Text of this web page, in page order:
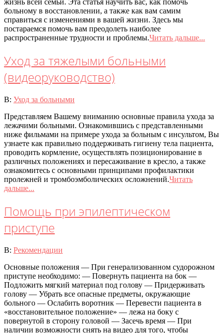
жизнь всей семьи. Эта статья научить вас, как помочь
больному в восстановлении, а также как вам самим
справиться с изменениями в вашей жизни. Здесь мы
постараемся помочь вам преодолеть наиболее
распространенные трудности и проблемы.Читать дальше...
Уход за тяжелыми больными
(видеоруководство)
2020-
08
В: Уход за больными
Представляем Вашему вниманию основные правила ухода за
лежачими больными. Ознакомившись с представленными
ниже фильмами на примере ухода за больным с инсультом, Вы
узнаете как правильно поддерживать гигиену тела пациента,
проводить кормление, осуществлять позиционирование в
различных положениях и пересаживание в кресло, а также
ознакомитесь с основными принципами профилактики
пролежней и тромбоэмболических осложнений.Читать
дальше...
Помощь при эпилептическом
приступе
2020-
08
В: Рекомендации
Основные положения — При генерализованном судорожном
приступе необходимо: — Повернуть пациента на бок —
Подложить мягкий материал под голову — Придерживать
голову — Убрать все опасные предметы, окружающие
больного — Ослабить воротник — Перевести пациента в
«восстановительное положение» — лежа на боку с
повернутой в сторону головой — Засечь время — При
наличии возможности снять на видео для того, чтобы